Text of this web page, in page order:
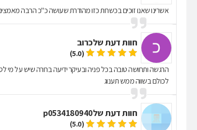
אשרינו שאנו זוכים בכשרות כזו מהודרת שעושה כ"כ הרבה
חוות דעת שלכרוב
(5.0)
הרגשה ותחושה טובה בכל פניה ובעיקר ידיעה ברורה שיש על מי
לכולם בשווה ממש תענוג
חוות דעת שלp0534180940
(5.0)